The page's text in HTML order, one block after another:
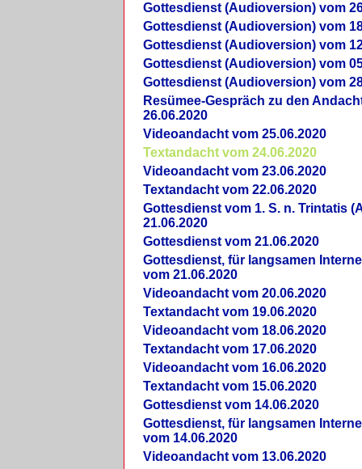
Gottesdienst (Audioversion) vom
Gottesdienst (Audioversion) vom
Gottesdienst (Audioversion) vom
Gottesdienst (Audioversion) vom
Gottesdienst (Audioversion) vom
Re­sü­mee-Gespräch zu den
26.06.2020
Videoandacht vom 25.06.2020
Textandacht vom 24.06.2020
Videoandacht vom 23.06.2020
Textandacht vom 22.06.2020
Gottesdienst vom 1. S. n. Trintatis
21.06.2020
Gottesdienst vom 21.06.2020
Gottesdienst, für langsamen
vom 21.06.2020
Videoandacht vom 20.06.2020
Textandacht vom 19.06.2020
Videoandacht vom 18.06.2020
Textandacht vom 17.06.2020
Videoandacht vom 16.06.2020
Textandacht vom 15.06.2020
Gottesdienst vom 14.06.2020
Gottesdienst, für langsamen
vom 14.06.2020
Videoandacht vom 13.06.2020